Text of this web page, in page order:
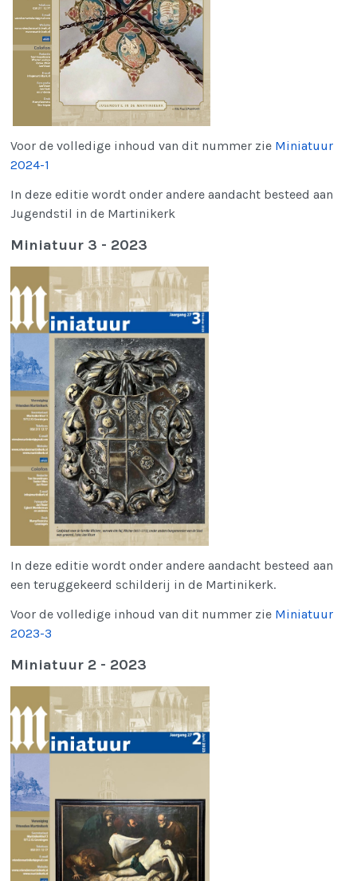
Voor de volledige inhoud van dit nummer zie Miniatuur
2024-1
In deze editie wordt onder andere aandacht besteed aan
Jugendstil in de Martinikerk
Miniatuur 3 - 2023
In deze editie wordt onder andere aandacht besteed aan
een teruggekeerd schilderij in de Martinikerk.
Voor de volledige inhoud van dit nummer zie Miniatuur
2023-3
Miniatuur 2 - 2023